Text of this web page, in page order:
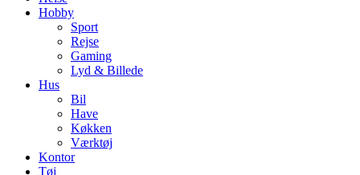
Hobby
Sport
Rejse
Gaming
Lyd & Billede
Hus
Bil
Have
Køkken
Værktøj
Kontor
Tøj